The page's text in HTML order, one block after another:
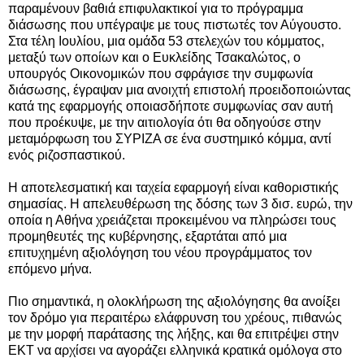
παραμένουν βαθιά επιφυλακτικοί για το πρόγραμμα
διάσωσης που υπέγραψε με τους πιστωτές τον Αύγουστο.
Στα τέλη Ιουλίου, μια ομάδα 53 στελεχών του κόμματος,
μεταξύ των οποίων και ο Ευκλείδης Τσακαλώτος, ο
υπουργός Οικονομικών που σφράγισε την συμφωνία
διάσωσης, έγραψαν μια ανοιχτή επιστολή προειδοποιώντας
κατά της εφαρμογής οποιασδήποτε συμφωνίας σαν αυτή
που προέκυψε, με την αιτιολογία ότι θα οδηγούσε στην
μεταμόρφωση του ΣΥΡΙΖΑ σε ένα συστημικό κόμμα, αντί
ενός ριζοσπαστικού.
Η αποτελεσματική και ταχεία εφαρμογή είναι καθοριστικής
σημασίας. Η απελευθέρωση της δόσης των 3 δισ. ευρώ, την
οποία η Αθήνα χρειάζεται προκειμένου να πληρώσει τους
προμηθευτές της κυβέρνησης, εξαρτάται από μια
επιτυχημένη αξιολόγηση του νέου προγράμματος τον
επόμενο μήνα.
Πιο σημαντικά, η ολοκλήρωση της αξιολόγησης θα ανοίξει
τον δρόμο για περαιτέρω ελάφρυνση του χρέους, πιθανώς
με την μορφή παράτασης της λήξης, και θα επιτρέψει στην
ΕΚΤ να αρχίσει να αγοράζει ελληνικά κρατικά ομόλογα στο